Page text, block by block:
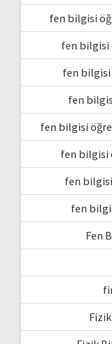
fen bilgisi
fen bilgisi
fen
fen
fen bilgisi
fen bilgisi
fen
fen
Fen